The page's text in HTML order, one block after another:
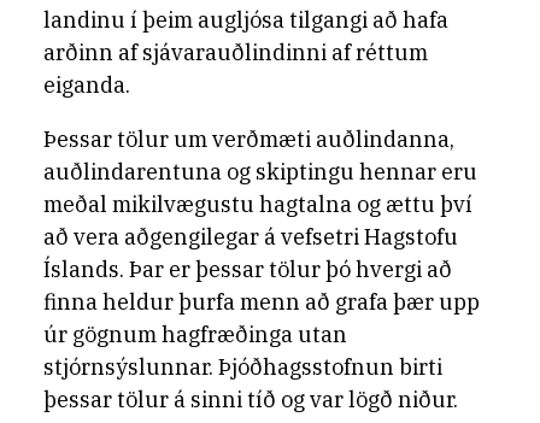
landinu í þeim augljósa tilgangi að hafa
arðinn af sjávarauðlindinni af réttum
eiganda.
Þessar tölur um verðmæti auðlindanna,
auðlindarentuna og skiptingu hennar eru
meðal mikilvægustu hagtalna og ættu því
að vera aðgengilegar á vefsetri Hagstofu
Íslands. Þar er þessar tölur þó hvergi að
finna heldur þurfa menn að grafa þær upp
úr gögnum hagfræðinga utan
stjórnsýslunnar. Þjóðhagsstofnun birti
þessar tölur á sinni tíð og var lögð niður.